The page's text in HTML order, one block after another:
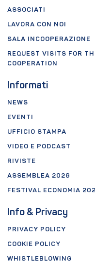
ASSOCIATI
LAVORA CON NOI
SALA INCOOPERAZIONE
REQUEST VISITS FOR
COOPERATION
Informati
NEWS
EVENTI
UFFICIO STAMPA
VIDEO E PODCAST
RIVISTE
ASSEMBLEA 2026
FESTIVAL ECONOMIA
Info & Privacy
PRIVACY POLICY
COOKIE POLICY
WHISTLEBLOWING